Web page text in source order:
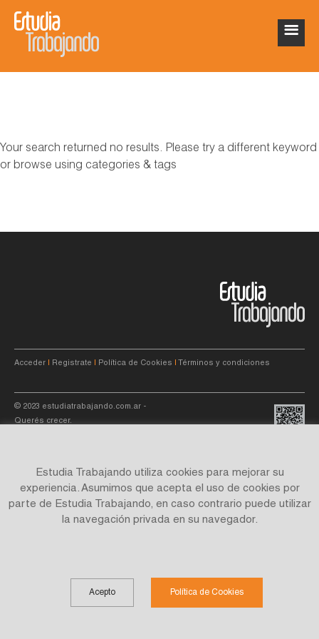
Your search returned no results. Please try a different keyword
or browse using categories & tags
Acceder Registrate Política de Cookies Términos y condiciones
© 2023 estudiatrabajando.com.ar -
Querés crecer.
Site by
Estudia Trabajando utiliza cookies para mejorar su
experiencia. Asumimos que acepta el uso de cookies por
parte de Estudia Trabajando, en caso contrario puede utilizar
la navegación privada en su navegador.
Acepto Política de Cookies